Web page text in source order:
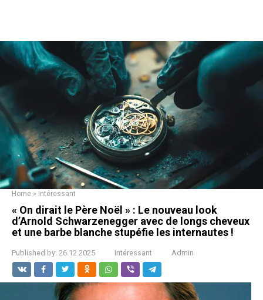
Home » Intéressant
« On dirait le Père Noël » : Le nouveau look
d’Arnold Schwarzenegger avec de longs cheveux
et une barbe blanche stupéfie les internautes !
Published by: 26.12.2025 Intéressant Admin